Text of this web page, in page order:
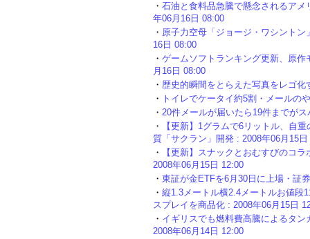
・ 石油と食料品急騰で懸念されるア
年06月16日 08:00
・ 原子力空母「ジョージ・ワシント
16日 08:00
・ ゲームソフトランキング更新、原
月16日 08:00
・ 歴史的瞬間をとらえた写真をレゴ
・ トイレでケータイ約5割・メールの
・ 20件メールが届いたら19件までが
・
【更新】1グラムで6リットル、自
質「サクラン」開発 : 2008年06月15日
・
【更新】スナックとおむすびのコ
2008年06月15日 12:00
・ 東証が金ETFを6月30日に上場・証
・ 縦1.3メートル横2.4メートルお値段
スプレイを商品化 : 2008年06月15日
・ イギリスでも燃料費高騰によるタ
2008年06月14日 12:00